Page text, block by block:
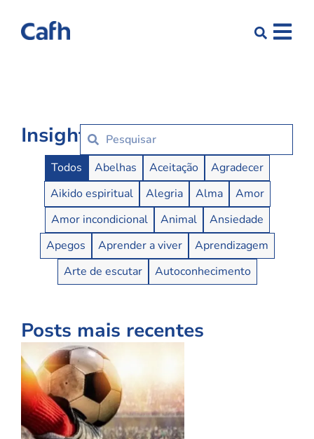
Insights
Insights Buttons
Todos Abelhas Aceitação
Agradecer
Aikido espiritual
Alegria Alma
Amor
Amor incondicional
Animal
Ansiedade
Apegos
Aprender a viver
Aprendizagem
Arte de escutar
Autoconhecimento
Posts mais recentes